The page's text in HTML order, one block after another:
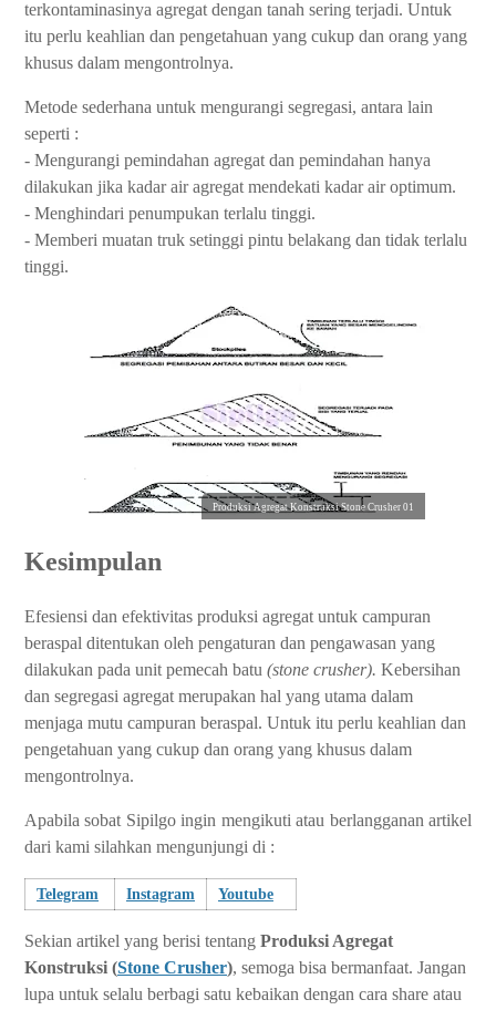
terkontaminasinya agregat dengan tanah sering terjadi. Untuk
itu perlu keahlian dan pengetahuan yang cukup dan orang yang
khusus dalam mengontrolnya.
Metode sederhana untuk mengurangi segregasi, antara lain
seperti :
- Mengurangi pemindahan agregat dan pemindahan hanya
dilakukan jika kadar air agregat mendekati kadar air optimum.
- Menghindari penumpukan terlalu tinggi.
- Memberi muatan truk setinggi pintu belakang dan tidak terlalu
tinggi.
Produksi Agregat Konstruksi Stone Crusher 01
Kesimpulan
Efesiensi dan efektivitas produksi agregat untuk campuran
beraspal ditentukan oleh pengaturan dan pengawasan yang
dilakukan pada unit pemecah batu (stone crusher). Kebersihan
dan segregasi agregat merupakan hal yang utama dalam
menjaga mutu campuran beraspal. Untuk itu perlu keahlian dan
pengetahuan yang cukup dan orang yang khusus dalam
mengontrolnya.
Apabila sobat Sipilgo ingin mengikuti atau berlangganan artikel
dari kami silahkan mengunjungi di :
Telegram Instagram Youtube
Sekian artikel yang berisi tentang Produksi Agregat
Konstruksi (Stone Crusher), semoga bisa bermanfaat. Jangan
lupa untuk selalu berbagi satu kebaikan dengan cara share atau